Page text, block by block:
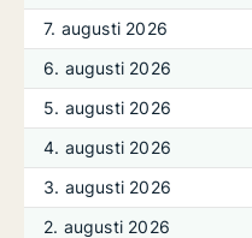
7. augusti 2026
6. augusti 2026
5. augusti 2026
4. augusti 2026
3. augusti 2026
2. augusti 2026